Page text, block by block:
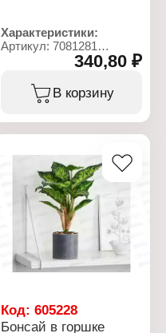
Характеристики:
Артикул: 7081281
Декоративное украшение
Вариация: Бонсай
Дизайн: Искусственный
Размер: 12х17 см
Материал: пластик
Цвет: в ассортименте
340,80 ₽
В корзину
Код:605228
Бонсай в горшке